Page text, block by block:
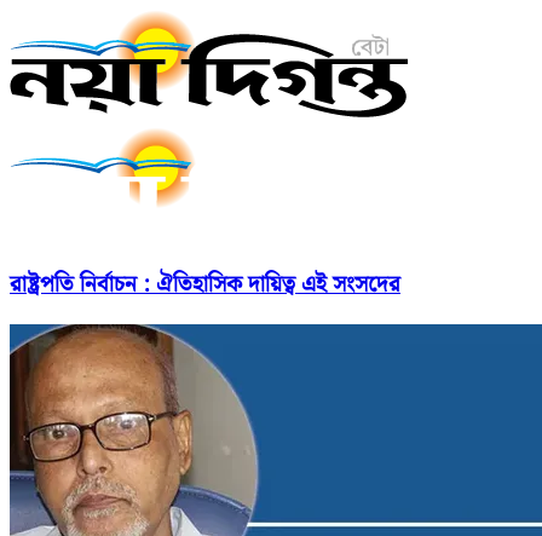
রাষ্ট্রপতি নির্বাচন : ঐতিহাসিক দায়িত্ব এই সংসদের